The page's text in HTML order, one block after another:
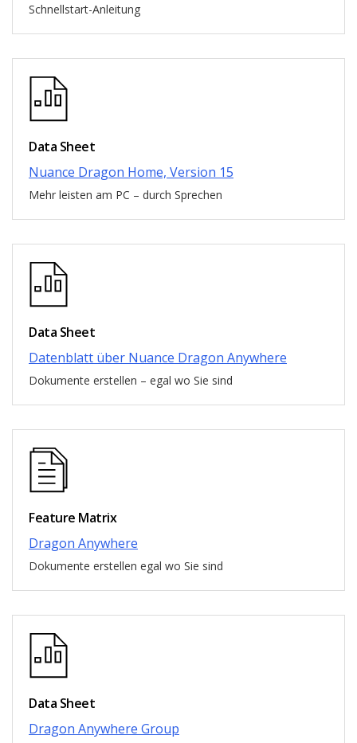
Schnellstart-Anleitung
Data Sheet
Nuance Dragon Home, Version 15
Mehr leisten am PC – durch Sprechen
Data Sheet
Datenblatt über Nuance Dragon Anywhere
Dokumente erstellen – egal wo Sie sind
Feature Matrix
Dragon Anywhere
Dokumente erstellen egal wo Sie sind
Data Sheet
Dragon Anywhere Group